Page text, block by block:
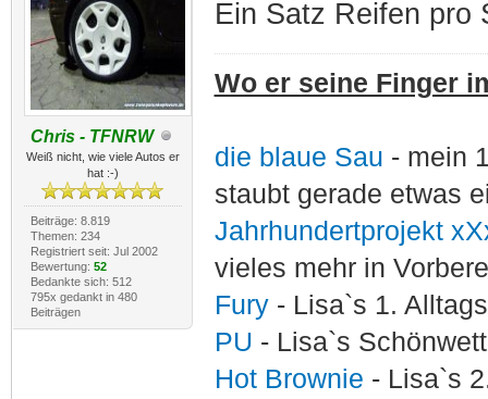
Chris - TFNRW
Weiß nicht, wie viele Autos er
hat :-)
Beiträge: 8.819
Themen: 234
Registriert seit: Jul 2002
Bewertung: 52
Bedankte sich: 512
795x gedankt in 480
Beiträgen
Ein Satz Reifen
Wo er seine Finger
die blaue Sau - mein
staubt gerade etwas
Jahrhundertprojekt
vieles mehr in
Fury - Lisa`s 1.
PU - Lisa`s
Hot Brownie - Lisa`s